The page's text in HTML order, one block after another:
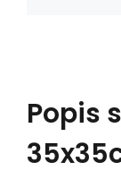
Popis